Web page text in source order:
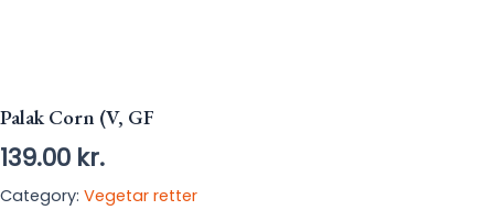
Palak Corn (V, GF
139.00 kr.
Category: Vegetar retter